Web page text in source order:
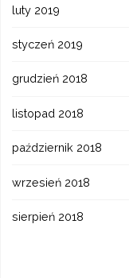
luty 2019
styczeń 2019
grudzień 2018
listopad 2018
październik 2018
wrzesień 2018
sierpień 2018